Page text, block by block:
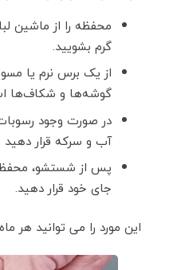
محفظه را از ماشین
گرم بشویید.
از یک برس نرم یا
گوشه‌ها و شکاف‌ها
در صورت وجود
آب و سرکه قرار
پس از شستشو،
جای خود قرار دهید.
این مورد را می توانید هر